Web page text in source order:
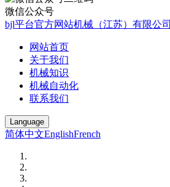
微信公众号
bjl平台官方网站机械（江苏）有限公司
网站首页
关于我们
机械知识
机械自动化
联系我们
Language
简体中文EnglishFrench